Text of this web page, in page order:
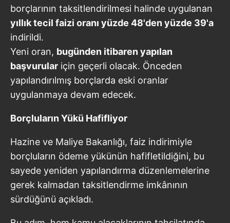
borçlarının taksitlendirilmesi halinde uygulanan
yıllık tecil faizi oranı yüzde 48'den yüzde 39'a
indirildi.
Yeni oran, bugünden itibaren yapılan
başvurular için geçerli olacak. Önceden
yapılandırılmış borçlarda eski oranlar
uygulanmaya devam edecek.
Borçluların Yükü Hafifliyor
Hazine ve Maliye Bakanlığı, faiz indirimiyle
borçluların ödeme yükünün hafifletildiğini, bu
sayede yeniden yapılandırma düzenlemelerine
gerek kalmadan taksitlendirme imkânının
sürdüğünü açıkladı.